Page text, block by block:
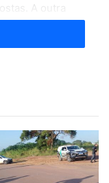
A outra
também